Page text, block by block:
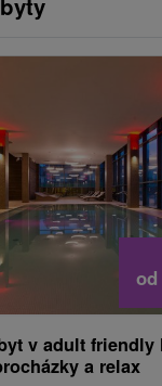
od
v adult friendly
a relax